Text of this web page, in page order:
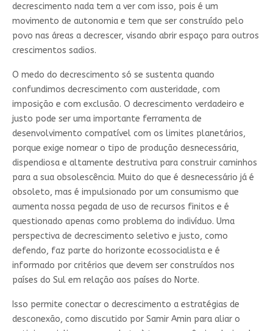
decrescimento nada tem a ver com isso, pois é um
movimento de autonomia e tem que ser construído pelo
povo nas áreas a decrescer, visando abrir espaço para outros
crescimentos sadios.
O medo do decrescimento só se sustenta quando
confundimos decrescimento com austeridade, com
imposição e com exclusão. O decrescimento verdadeiro e
justo pode ser uma importante ferramenta de
desenvolvimento compatível com os limites planetários,
porque exige nomear o tipo de produção desnecessária,
dispendiosa e altamente destrutiva para construir caminhos
para a sua obsolescência. Muito do que é desnecessário já é
obsoleto, mas é impulsionado por um consumismo que
aumenta nossa pegada de uso de recursos finitos e é
questionado apenas como problema do indivíduo. Uma
perspectiva de decrescimento seletivo e justo, como
defendo, faz parte do horizonte ecossocialista e é
informado por critérios que devem ser construídos nos
países do Sul em relação aos países do Norte.
Isso permite conectar o decrescimento a estratégias de
desconexão, como discutido por Samir Amin para aliar o